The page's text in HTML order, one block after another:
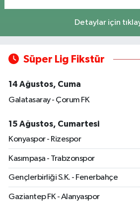
Detaylar için
Süper Lig Fikstür
14 Ağustos, Cuma
Galatasaray - Çorum FK
15 Ağustos, Cumartesi
Konyaspor - Rizespor
Kasımpaşa - Trabzonspor
Gençlerbirliği S.K. - Fenerbahçe
Gaziantep FK - Alanyaspor